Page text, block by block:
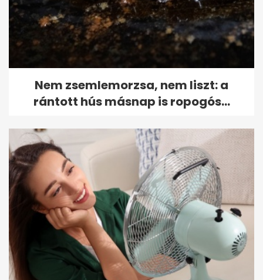
Nem zsemlemorzsa, nem liszt: a
rántott hús másnap is ropogós...